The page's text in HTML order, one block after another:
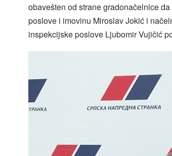
obavešten od strane gradonačelnice
poslove i imovinu Miroslav Jokić i
inspekcijske poslove Ljubomir Vujičić